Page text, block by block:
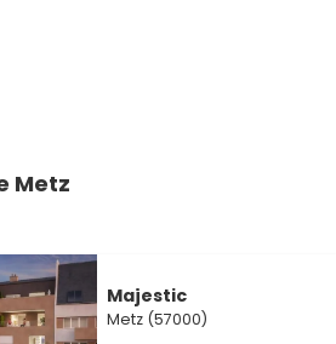
Metz
Majestic
Metz (57000)